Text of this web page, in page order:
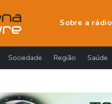
Sobre a rádio
Sociedade Região Saúde